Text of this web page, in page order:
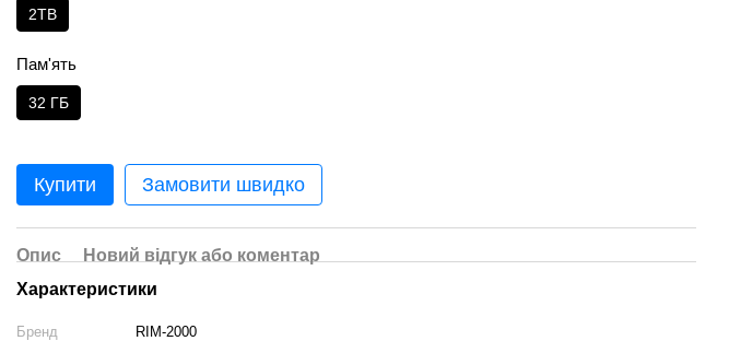
2TB
Пам'ять
32 ГБ
Купити Замовити швидко
Опис
Новий відгук або коментар
Характеристики
Бренд
RIM-2000